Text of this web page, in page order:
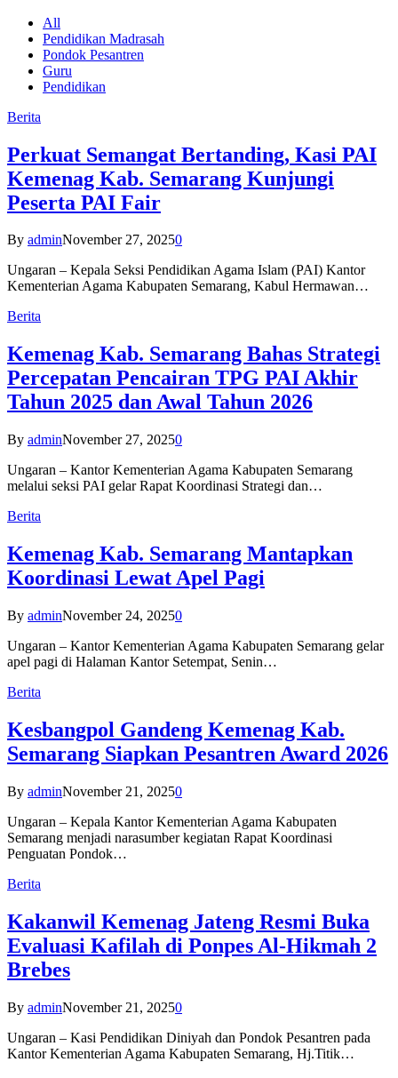
All
Pendidikan Madrasah
Pondok Pesantren
Guru
Pendidikan
Berita
Perkuat Semangat Bertanding, Kasi PAI
Kemenag Kab. Semarang Kunjungi
Peserta PAI Fair
By adminNovember 27, 20250
Ungaran – Kepala Seksi Pendidikan Agama Islam (PAI) Kantor
Kementerian Agama Kabupaten Semarang, Kabul Hermawan…
Berita
Kemenag Kab. Semarang Bahas Strategi
Percepatan Pencairan TPG PAI Akhir
Tahun 2025 dan Awal Tahun 2026
By adminNovember 27, 20250
Ungaran – Kantor Kementerian Agama Kabupaten Semarang
melalui seksi PAI gelar Rapat Koordinasi Strategi dan…
Berita
Kemenag Kab. Semarang Mantapkan
Koordinasi Lewat Apel Pagi
By adminNovember 24, 20250
Ungaran – Kantor Kementerian Agama Kabupaten Semarang gelar
apel pagi di Halaman Kantor Setempat, Senin…
Berita
Kesbangpol Gandeng Kemenag Kab.
Semarang Siapkan Pesantren Award 2026
By adminNovember 21, 20250
Ungaran – Kepala Kantor Kementerian Agama Kabupaten
Semarang menjadi narasumber kegiatan Rapat Koordinasi
Penguatan Pondok…
Berita
Kakanwil Kemenag Jateng Resmi Buka
Evaluasi Kafilah di Ponpes Al-Hikmah 2
Brebes
By adminNovember 21, 20250
Ungaran – Kasi Pendidikan Diniyah dan Pondok Pesantren pada
Kantor Kementerian Agama Kabupaten Semarang, Hj.Titik…